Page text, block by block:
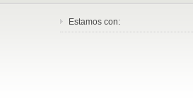
Estamos con: